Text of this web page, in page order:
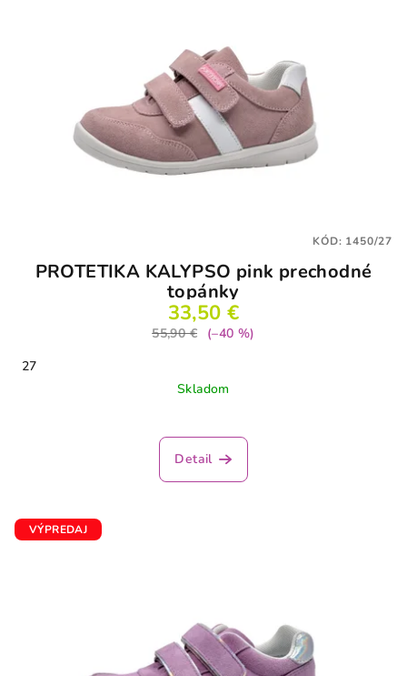
PROTETIKA KALYPSO pink prechodné
topánky
33,50 €
55,90 €
(–40 %)
27
Skladom
Detail
KÓD: 1450/27
VÝPREDAJ